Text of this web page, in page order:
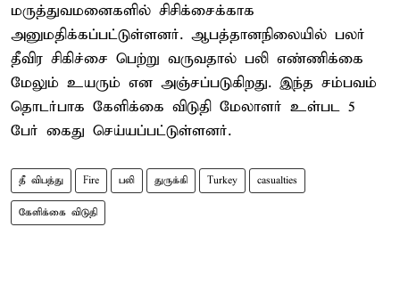
மருத்துவமனைகளில் சிசிக்சைக்காக
அனுமதிக்கப்பட்டுள்ளனர். ஆபத்தானநிலையில் பலர்
தீவிர சிகிச்சை பெற்று வருவதால் பலி எண்ணிக்கை
மேலும் உயரும் என அஞ்சப்படுகிறது. இந்த சம்பவம்
தொடர்பாக கேளிக்கை விடுதி மேலாளர் உள்பட 5
பேர் கைது செய்யப்பட்டுள்ளனர்.
தீ விபத்து Fire பலி துருக்கி Turkey casualties
கேளிக்கை விடுதி